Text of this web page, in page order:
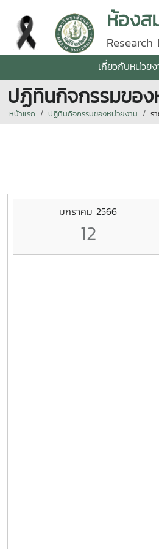
ห้องส
เกี่ยวกับหน่วยง
ปฏิทินกิจกรรมขอ
หน้าแรก ปฏิทินกิจกรรมของหน่วยงาน ร
มกราคม 2566
12